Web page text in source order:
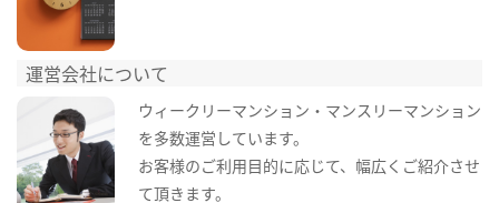
運営会社について
ウィークリーマンション・マンスリーマンション
を多数運営しています。
お客様のご利用目的に応じて、幅広くご紹介させ
て頂きます。